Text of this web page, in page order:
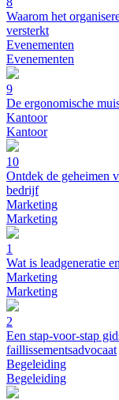
Waarom het
versterkt
Evenementen
Evenementen
9
De ergonomische
Kantoor
Kantoor
10
Ontdek de geheimen
bedrijf
Marketing
Marketing
1
Wat is leadgeneratie
Marketing
Marketing
2
Een stap-voor-stap
faillissementsadvocaat
Begeleiding
Begeleiding